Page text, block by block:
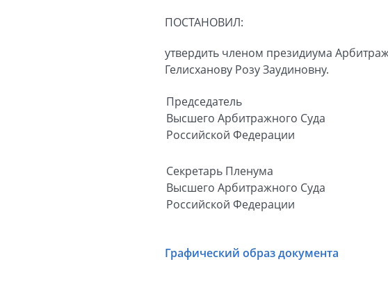
ПОСТАНОВИЛ:
утвердить членом президиума
Гелисханову Розу Заудиновну.
Председатель
Высшего Арбитражного Суда
Российской Федерации
Секретарь Пленума
Высшего Арбитражного Суда
Российской Федерации
Графический образ документа